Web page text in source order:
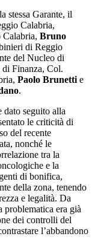
stessa Garante, il
Calabria,
Calabria, Bruno
di Reggio
del Nucleo di
Finanza, Col.
Paolo Brunetti e
.
dato seguito alla
le criticità di
del recente
nonché le
tra la
e la
di bonifica,
della zona, tenendo
e legalità. Da
problematica era già
dei controlli del
l’abbandono